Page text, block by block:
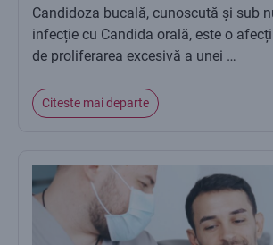
Candidoza bucală, cunoscută și sub
infecție cu Candida orală, este o
de proliferarea excesivă a unei …
Citeste mai departe